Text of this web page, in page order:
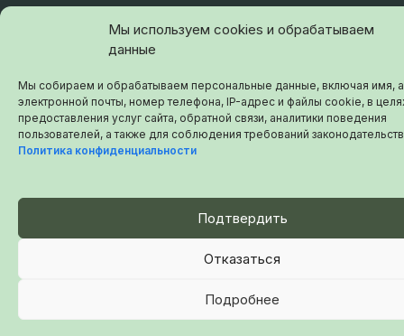
Мы используем cookies и обрабатываем
данные
Мы собираем и обрабатываем персональные данные, включая имя,
электронной почты, номер телефона, IP-адрес и файлы cookie, в
предоставления услуг сайта, обратной связи, аналитики поведения
пользователей, а также для соблюдения требований
Политика конфиденциальности
Подтвердить
Отказаться
Подробнее